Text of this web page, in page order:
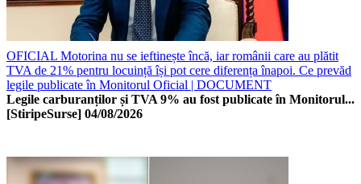
OFICIAL Motorina nu se ieftinește încă, iar românii care au plătit
TVA de 21% pentru locuință își pot cere diferența înapoi. Ce prevăd
legile publicate în Monitorul Oficial | DOCUMENT
Legile carburanților și TVA 9% au fost publicate în Monitorul...
[StiripeSurse] 04/08/2026